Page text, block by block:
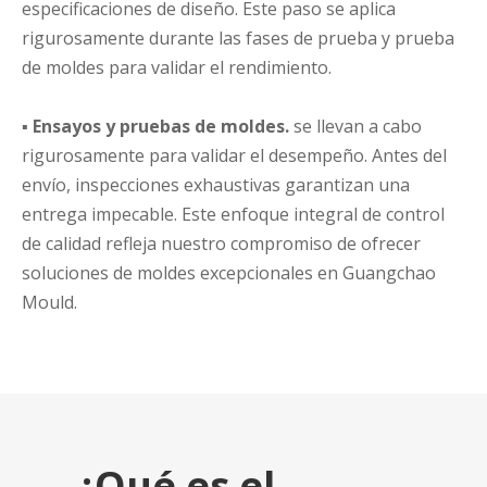
especificaciones de diseño. Este paso se aplica
rigurosamente durante las fases de prueba y prueba
de moldes para validar el rendimiento.
▪ Ensayos y pruebas de moldes.se llevan a cabo
rigurosamente para validar el desempeño. Antes del
envío, inspecciones exhaustivas garantizan una
entrega impecable. Este enfoque integral de control
de calidad refleja nuestro compromiso de ofrecer
soluciones de moldes excepcionales en Guangchao
Mould.